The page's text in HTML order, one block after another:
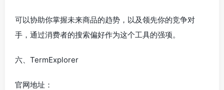
可以协助你掌握未来商品的趋势，以及领先你的竞争对
手，通过消费者的搜索偏好作为这个工具的强项。
六、TermExplorer
官网地址：